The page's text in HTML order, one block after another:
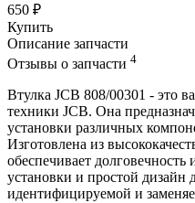
650 ₽
Купить
Описание запчасти
Отзывы о запчасти 4
Втулка JCB 808/00301 - это
техники JCB. Она
установки различных
Изготовлена из
обеспечивает
установки и простой дизайн
идентифицируемой и